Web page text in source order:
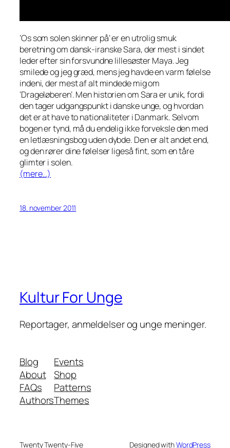
‘Os som solen skinner på’ er en utrolig smuk
beretning om dansk-iranske Sara, der mest i sindet
leder efter sin forsvundne lillesøster Maya. Jeg
smilede og jeg græd, mens jeg havde en varm følelse
indeni, der mest af alt mindede mig om
‘Drageløberen’. Men historien om Sara er unik, fordi
den tager udgangspunkt i danske unge, og hvordan
det er at have to nationaliteter i Danmark. Selvom
bogen er tynd, må du endelig ikke forveksle den med
en letlæsningsbog uden dybde. Den er alt andet end,
og den rører dine følelser ligeså fint, som en tåre
glimter i solen.
(mere…)
18. november 2011
Kultur For Unge
Reportager, anmeldelser og unge meninger.
Blog
About
FAQs
Authors
Events
Shop
Patterns
Themes
Twenty Twenty-Five Designed withWordPress